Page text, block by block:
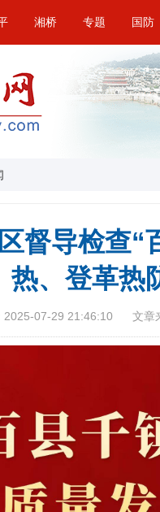
湘桥 专题 国防
督导检查“
热、登革热
2025-07-29 21:46:10 文章